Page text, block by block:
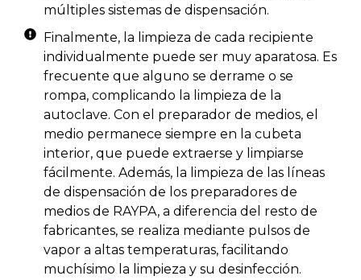
múltiples sistemas de dispensación.
Finalmente, la limpieza de cada recipiente
individualmente puede ser muy aparatosa. Es
frecuente que alguno se derrame o se
rompa, complicando la limpieza de la
autoclave. Con el preparador de medios, el
medio permanece siempre en la cubeta
interior, que puede extraerse y limpiarse
fácilmente. Además, la limpieza de las líneas
de dispensación de los preparadores de
medios de RAYPA, a diferencia del resto de
fabricantes, se realiza mediante pulsos de
vapor a altas temperaturas, facilitando
muchísimo la limpieza y su desinfección.